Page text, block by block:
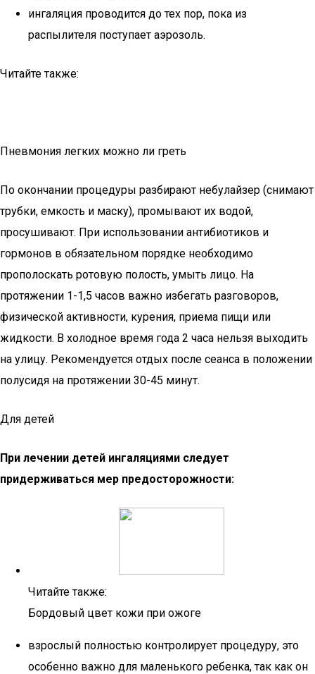
ингаляция проводится до тех пор, пока из
распылителя поступает аэрозоль.
Читайте также:
Пневмония легких можно ли греть
По окончании процедуры разбирают небулайзер (снимают
трубки, емкость и маску), промывают их водой,
просушивают. При использовании антибиотиков и
гормонов в обязательном порядке необходимо
прополоскать ротовую полость, умыть лицо. На
протяжении 1-1,5 часов важно избегать разговоров,
физической активности, курения, приема пищи или
жидкости. В холодное время года 2 часа нельзя выходить
на улицу. Рекомендуется отдых после сеанса в положении
полусидя на протяжении 30-45 минут.
Для детей
При лечении детей ингаляциями следует
придерживаться мер предосторожности:
Читайте также:
Бордовый цвет кожи при ожоге
взрослый полностью контролирует процедуру, это
особенно важно для маленького ребенка, так как он